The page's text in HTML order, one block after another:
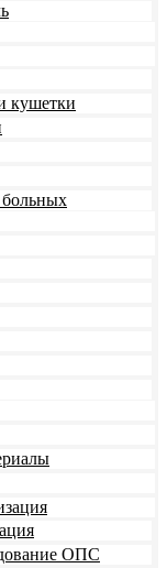
кушетки
больных
ОПС